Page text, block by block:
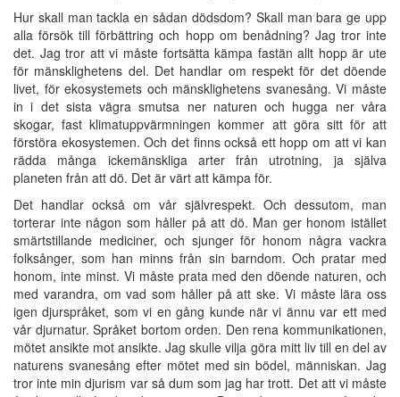
Hur skall man tackla en sådan dödsdom? Skall man bara ge upp
alla försök till förbättring och hopp om benådning? Jag tror inte
det. Jag tror att vi måste fortsätta kämpa fastän allt hopp är ute
för mänsklighetens del. Det handlar om respekt för det döende
livet, för ekosystemets och mänsklighetens svanesång. Vi måste
in i det sista vägra smutsa ner naturen och hugga ner våra
skogar, fast klimatuppvärmningen kommer att göra sitt för att
förstöra ekosystemen. Och det finns också ett hopp om att vi kan
rädda många ickemänskliga arter från utrotning, ja själva
planeten från att dö. Det är värt att kämpa för.
Det handlar också om vår självrespekt. Och dessutom, man
torterar inte någon som håller på att dö. Man ger honom istället
smärtstillande mediciner, och sjunger för honom några vackra
folksånger, som han minns från sin barndom. Och pratar med
honom, inte minst. Vi måste prata med den döende naturen, och
med varandra, om vad som håller på att ske. Vi måste lära oss
igen djurspråket, som vi en gång kunde när vi ännu var ett med
vår djurnatur. Språket bortom orden. Den rena kommunikationen,
mötet ansikte mot ansikte. Jag skulle vilja göra mitt liv till en del av
naturens svanesång efter mötet med sin bödel, människan. Jag
tror inte min djurism var så dum som jag har trott. Det att vi måste